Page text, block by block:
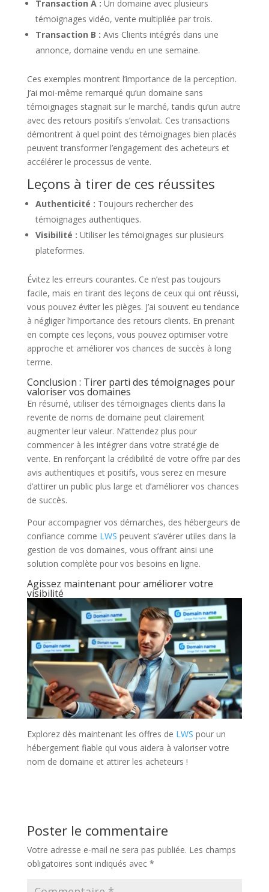
Transaction A : Un domaine avec plusieurs
témoignages vidéo, vente multipliée par trois.
Transaction B : Avis Clients intégrés dans une
annonce, domaine vendu en une semaine.
Ces exemples montrent l’importance de la perception.
J’ai moi-même remarqué qu’un domaine sans
témoignages stagnait sur le marché, tandis qu’un autre
avec des retours positifs s’envolait. Ces transactions
démontrent à quel point des témoignages bien placés
peuvent transformer l’engagement des acheteurs et
accélérer le processus de vente.
Leçons à tirer de ces réussites
Authenticité : Toujours rechercher des
témoignages authentiques.
Visibilité : Utiliser les témoignages sur plusieurs
plateformes.
Évitez les erreurs courantes. Ce n’est pas toujours
facile, mais en tirant des leçons de ceux qui ont réussi,
vous pouvez éviter les pièges. J’ai souvent eu tendance
à négliger l’importance des retours clients. En prenant
en compte ces leçons, vous pouvez optimiser votre
approche et améliorer vos chances de succès à long
terme.
Conclusion : Tirer parti des témoignages pour
valoriser vos domaines
En résumé, utiliser des témoignages clients dans la
revente de noms de domaine peut clairement
augmenter leur valeur. N’attendez plus pour
commencer à les intégrer dans votre stratégie de
vente. En renforçant la crédibilité de votre offre par des
avis authentiques et positifs, vous serez en mesure
d’attirer un public plus large et d’améliorer vos chances
de succès.
Pour accompagner vos démarches, des hébergeurs de
confiance comme LWS peuvent s’avérer utiles dans la
gestion de vos domaines, vous offrant ainsi une
solution complète pour vos besoins en ligne.
Agissez maintenant pour améliorer votre
visibilité
Explorez dès maintenant les offres de LWS pour un
hébergement fiable qui vous aidera à valoriser votre
nom de domaine et attirer les acheteurs !
Poster le commentaire
Votre adresse e-mail ne sera pas publiée. Les champs
obligatoires sont indiqués avec *